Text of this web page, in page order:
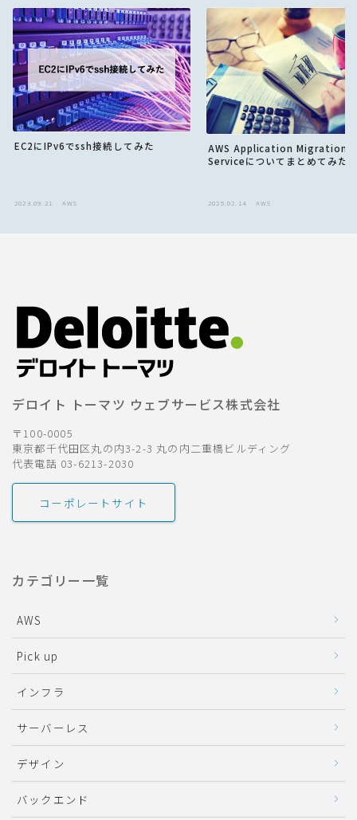
EC2にIPv6でssh接続してみた
2023.09.21 AWS
AWS Application Migration
Serviceについてまとめてみた
2025.02.14 AWS
デロイト トーマツ ウェブサービス株式会社
〒100-0005
東京都千代田区丸の内3-2-3 丸の内二重橋ビルディング
代表電話 03-6213-2030
コーポレートサイト
カテゴリー一覧
AWS
Pick up
インフラ
サーバーレス
デザイン
バックエンド